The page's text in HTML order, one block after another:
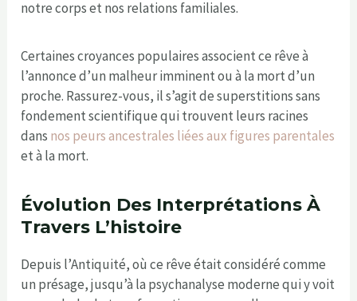
notre corps et nos relations familiales.
Certaines croyances populaires associent ce rêve à
l’annonce d’un malheur imminent ou à la mort d’un
proche. Rassurez-vous, il s’agit de superstitions sans
fondement scientifique qui trouvent leurs racines
dans nos peurs ancestrales liées aux figures parentales
et à la mort.
Évolution Des Interprétations À
Travers L’histoire
Depuis l’Antiquité, où ce rêve était considéré comme
un présage, jusqu’à la psychanalyse moderne qui y voit